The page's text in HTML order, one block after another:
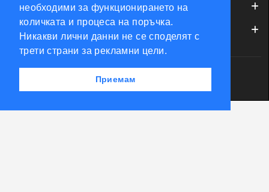
необходими за функционирането на
количката и процеса на поръчка.
Никакви лични данни не се споделят с
трети страни за рекламни цели.
Приемам
ОБСЛУЖВАНЕ НА КЛИЕНТИ
МОЯТ ПРОФИЛ
КЛЮЧАРСКИ СКЛАД КЛЮЧКО © 2026